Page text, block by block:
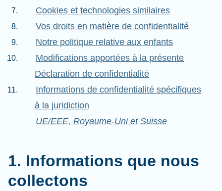
Cookies et technologies similaires
Vos droits en matière de confidentialité
Notre politique relative aux enfants
Modifications apportées à la présente
Déclaration de confidentialité
Informations de confidentialité spécifiques
à la juridiction
UE/EEE, Royaume-Uni et Suisse
1. Informations que nous
collectons